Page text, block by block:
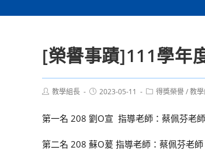
[榮譽事蹟]111學年
Post教學組長
Post2023-05-11
Post得獎榮譽/教
第一名 208 劉O宣 指導老師：蔡佩芬老師
第二名 208 蘇O萲 指導老師：蔡佩芬老師